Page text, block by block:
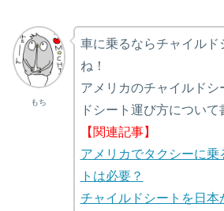
もち
車に乗るならチャイルド
ね！
アメリカのチャイルド
ドシート運び方について
【関連記事】
アメリカでタクシーに乗
トは必要？
チャイルドシートを日本